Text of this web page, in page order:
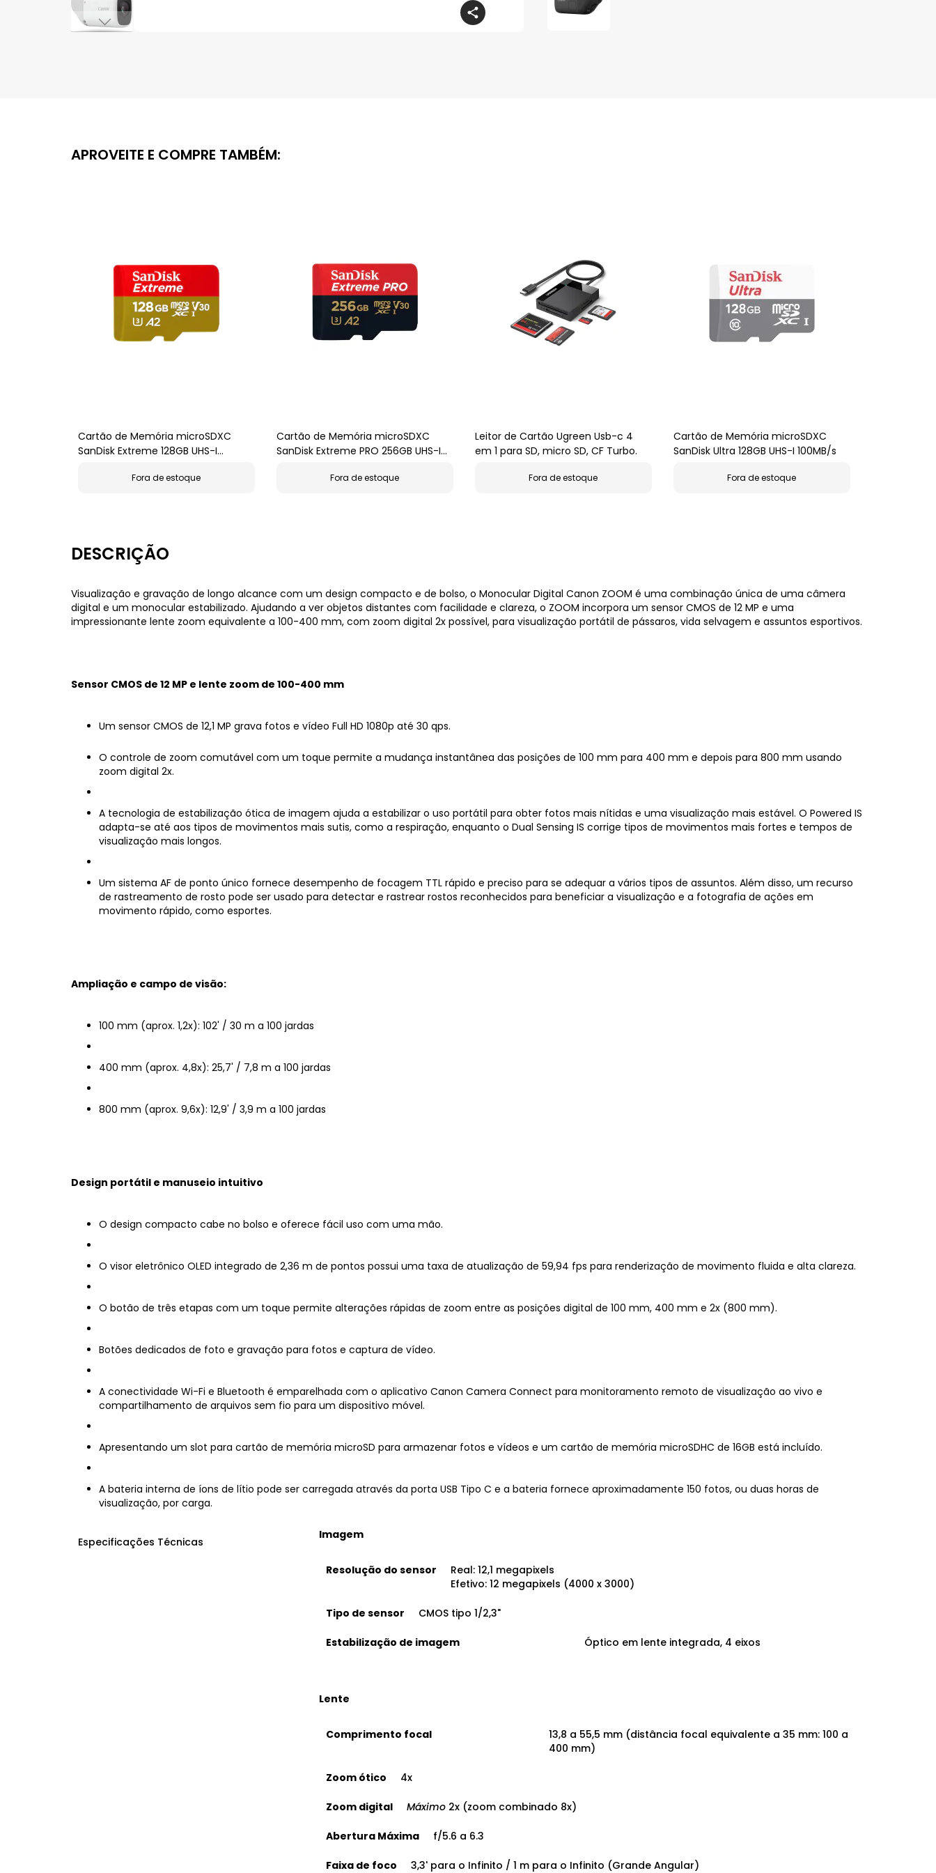
Especificações Técnicas
Imagem
Resolução do sensor
Real: 12,1 megapixels
Efetivo: 12 megapixels (4000 x 3000)
Tipo de sensor CMOS tipo 1/2,3"
Estabilização de imagem Óptico em lente integrada, 4 eixos
Lente
Comprimento focal
13,8 a 55,5 mm (distância focal equivalente a 35 mm: 100 a
400 mm)
Zoom ótico 4x
Zoom digital Máximo 2x (zoom combinado 8x)
Abertura Máxima f/5.6 a 6.3
Faixa de foco
3,3' para o Infinito / 1 m para o Infinito (Grande Angular)
APROVEITE E COMPRE TAMBÉM:
Cartão de Memória microSDXC
SanDisk Extreme 128GB UHS-I
Fora de estoque
Cartão de Memória microSDXC
SanDisk Extreme PRO 256GB UHS-I
Fora de estoque
Leitor de Cartão Ugreen Usb-c 4
em 1 para SD, micro SD, CF Turbo.
Fora de estoque
Cartão de Memória microSDXC
SanDisk Ultra 128GB UHS-I 100MB/s
Fora de estoque
DESCRIÇÃO
Visualização e gravação de longo alcance com um design compacto e de bolso, o Monocular Digital Canon ZOOM é uma combinação única de uma câmera
digital e um monocular estabilizado. Ajudando a ver objetos distantes com facilidade e clareza, o ZOOM incorpora um sensor CMOS de 12 MP e uma
impressionante lente zoom equivalente a 100-400 mm, com zoom digital 2x possível, para visualização portátil de pássaros, vida selvagem e assuntos esportivos.
Sensor CMOS de 12 MP e lente zoom de 100-400 mm
Um sensor CMOS de 12,1 MP grava fotos e vídeo Full HD 1080p até 30 qps.
O controle de zoom comutável com um toque permite a mudança instantânea das posições de 100 mm para 400 mm e depois para 800 mm usando
zoom digital 2x.
A tecnologia de estabilização ótica de imagem ajuda a estabilizar o uso portátil para obter fotos mais nítidas e uma visualização mais estável. O Powered IS
adapta-se até aos tipos de movimentos mais sutis, como a respiração, enquanto o Dual Sensing IS corrige tipos de movimentos mais fortes e tempos de
visualização mais longos.
Um sistema AF de ponto único fornece desempenho de focagem TTL rápido e preciso para se adequar a vários tipos de assuntos. Além disso, um recurso
de rastreamento de rosto pode ser usado para detectar e rastrear rostos reconhecidos para beneficiar a visualização e a fotografia de ações em
movimento rápido, como esportes.
Ampliação e campo de visão:
100 mm (aprox. 1,2x): 102' / 30 m a 100 jardas
400 mm (aprox. 4,8x): 25,7' / 7,8 m a 100 jardas
800 mm (aprox. 9,6x): 12,9' / 3,9 m a 100 jardas
Design portátil e manuseio intuitivo
O design compacto cabe no bolso e oferece fácil uso com uma mão.
O visor eletrônico OLED integrado de 2,36 m de pontos possui uma taxa de atualização de 59,94 fps para renderização de movimento fluida e alta clareza.
O botão de três etapas com um toque permite alterações rápidas de zoom entre as posições digital de 100 mm, 400 mm e 2x (800 mm).
Botões dedicados de foto e gravação para fotos e captura de vídeo.
A conectividade Wi-Fi e Bluetooth é emparelhada com o aplicativo Canon Camera Connect para monitoramento remoto de visualização ao vivo e
compartilhamento de arquivos sem fio para um dispositivo móvel.
Apresentando um slot para cartão de memória microSD para armazenar fotos e vídeos e um cartão de memória microSDHC de 16GB está incluído.
A bateria interna de íons de lítio pode ser carregada através da porta USB Tipo C e a bateria fornece aproximadamente 150 fotos, ou duas horas de
visualização, por carga.